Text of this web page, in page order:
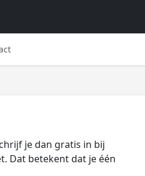
je dan gratis in bij
Dat betekent dat je één